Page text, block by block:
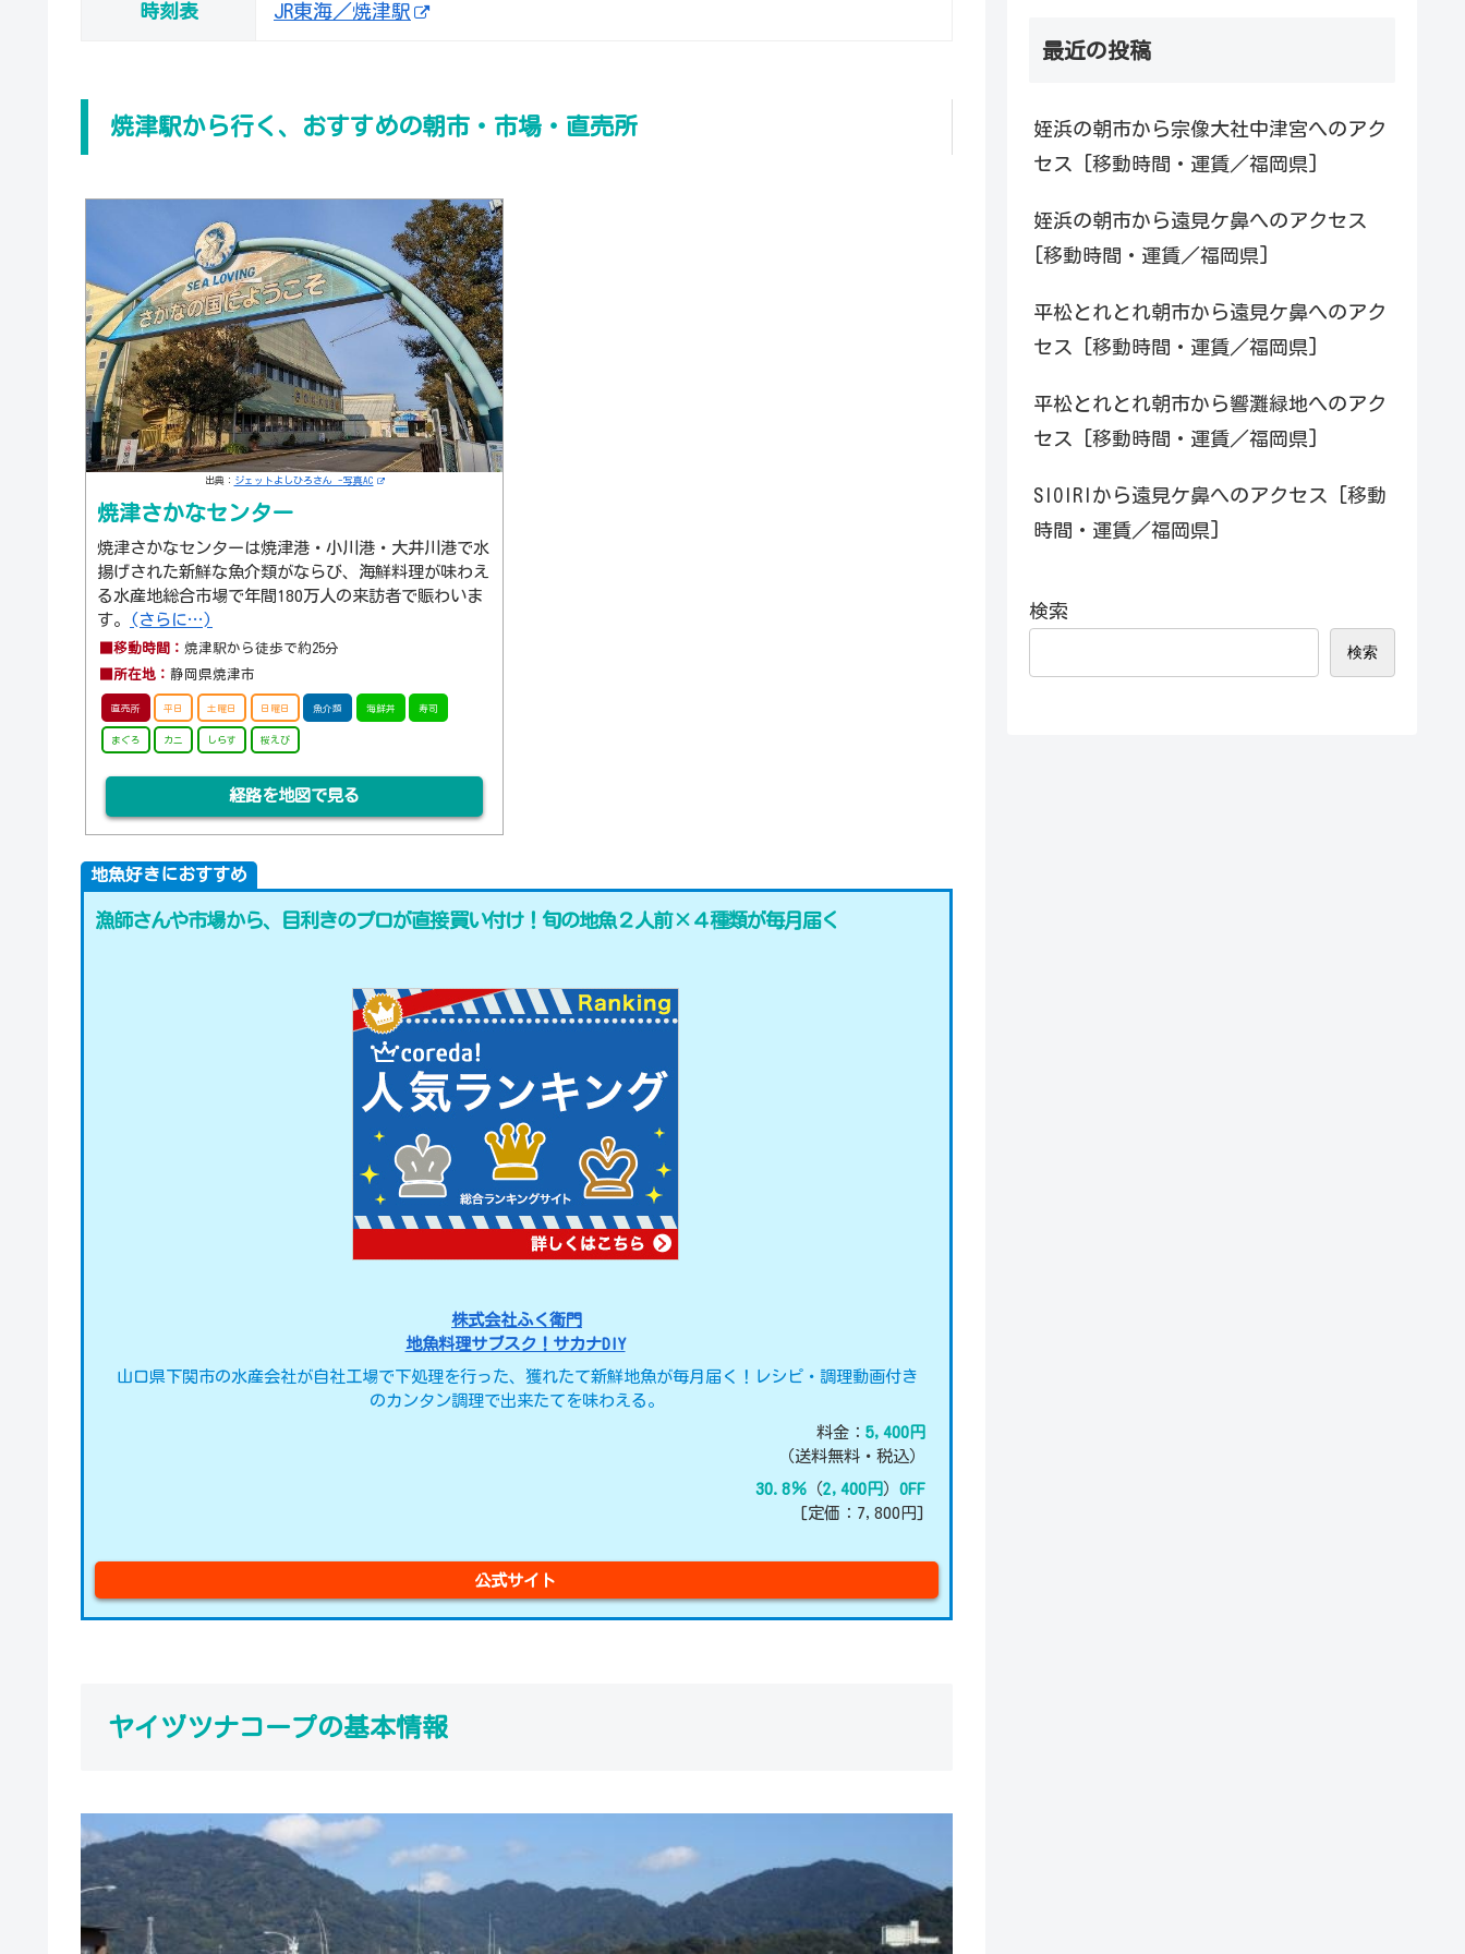
時刻表 JR東海／焼津駅
焼津駅から行く、おすすめの朝市・市場・直売所
出典： ジェットよしひろさん -写真AC
焼津さかなセンター
焼津さかなセンターは焼津港・小川港・大井川港で水
揚げされた新鮮な魚介類がならび、海鮮料理が味わえ
る水産地総合市場で年間180万人の来訪者で賑わいま
す。
(さらに…)
■移動時間： 焼津駅から徒歩で約25分
■所在地： 静岡県焼津市
直売所 平日 土曜日 日曜日 魚介類 海鮮丼 寿司
まぐろ カニ しらす 桜えび
経路を地図で見る
地魚好きにおすすめ
漁師さんや市場から、目利きのプロが直接買い付け！旬の地魚２人前×４種類が毎月届く
株式会社ふく衛門
地魚料理サブスク！サカナDIY
山口県下関市の水産会社が自社工場で下処理を行った、獲れたて新鮮地魚が毎月届く！レシピ・調理動画付き
のカンタン調理で出来たてを味わえる。
料金： 5,400円
（送料無料・税込）
30.8％（2,400円 ） OFF
[定価：7,800円]
公式サイト
ヤイヅツナコープの基本情報
最近の投稿
姪浜の朝市から宗像大社中津宮へのアク
セス [移動時間・運賃／福岡県]
姪浜の朝市から遠見ケ鼻へのアクセス
[移動時間・運賃／福岡県]
平松とれとれ朝市から遠見ケ鼻へのアク
セス [移動時間・運賃／福岡県]
平松とれとれ朝市から響灘緑地へのアク
セス [移動時間・運賃／福岡県]
SIOIRIから遠見ケ鼻へのアクセス [移動
時間・運賃／福岡県]
検索
検索